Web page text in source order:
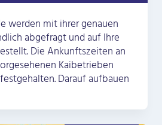
werden mit ihrer genauen
abgefragt und auf Ihre
Die Ankunftszeiten an
Kaibetrieben
Darauf aufbauen